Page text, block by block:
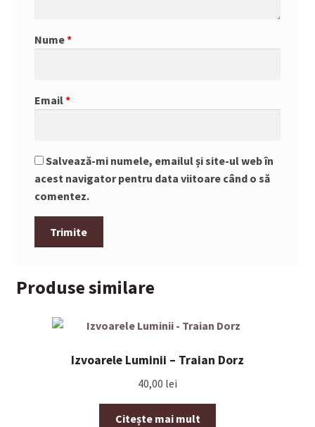
Nume*
Email*
Salvează-mi numele, emailul și site-ul web în
acest navigator pentru data viitoare când o să
comentez.
Produse similare
Izvoarele Luminii – Traian Dorz
40,00 lei
Citește mai mult